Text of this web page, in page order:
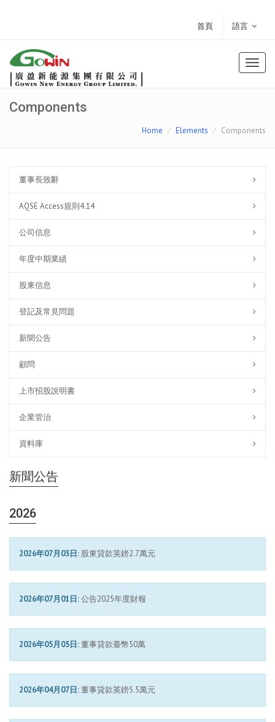
首頁 語言
Components
Home Elements Components
董事長致辭
AQSE Access規則4.14
公司信息
年度中期業績
股東信息
登記及常見問題
新聞公告
顧問
上市招股說明書
企業管治
資料庫
新聞公告
2026
2026年07月03日: 股東貸款英鎊2.7萬元
2026年07月01日:公告2025年度財報
2026年05月05日:董事貸款臺幣50萬
2026年04月07日:董事貸款英鎊5.5萬元